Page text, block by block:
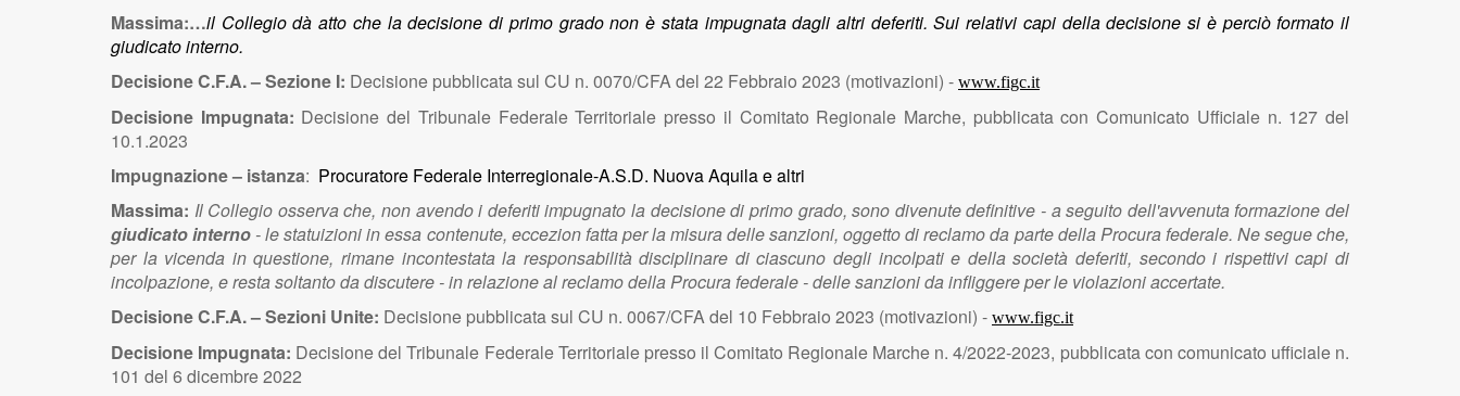
Massima:…il Collegio dà atto che la decisione di primo grado non è stata impugnata dagli altri deferiti. Sui relativi capi della decisione si è perciò formato il
giudicato interno.
Decisione C.F.A. – Sezione I: Decisione pubblicata sul CU n. 0070/CFA del 22 Febbraio 2023 (motivazioni) - www.figc.it
Decisione Impugnata: Decisione del Tribunale Federale Territoriale presso il Comitato Regionale Marche, pubblicata con Comunicato Ufficiale n. 127 del
10.1.2023
Impugnazione – istanza: Procuratore Federale Interregionale-A.S.D. Nuova Aquila e altri
Massima: Il Collegio osserva che, non avendo i deferiti impugnato la decisione di primo grado, sono divenute definitive - a seguito dell'avvenuta formazione del
giudicato interno - le statuizioni in essa contenute, eccezion fatta per la misura delle sanzioni, oggetto di reclamo da parte della Procura federale. Ne segue che,
per la vicenda in questione, rimane incontestata la responsabilità disciplinare di ciascuno degli incolpati e della società deferiti, secondo i rispettivi capi di
incolpazione, e resta soltanto da discutere - in relazione al reclamo della Procura federale - delle sanzioni da infliggere per le violazioni accertate.
Decisione C.F.A. – Sezioni Unite: Decisione pubblicata sul CU n. 0067/CFA del 10 Febbraio 2023 (motivazioni) - www.figc.it
Decisione Impugnata: Decisione del Tribunale Federale Territoriale presso il Comitato Regionale Marche n. 4/2022-2023, pubblicata con comunicato ufficiale n.
101 del 6 dicembre 2022